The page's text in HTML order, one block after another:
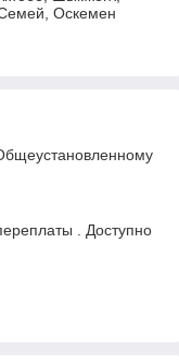
Оскемен
. Доступно